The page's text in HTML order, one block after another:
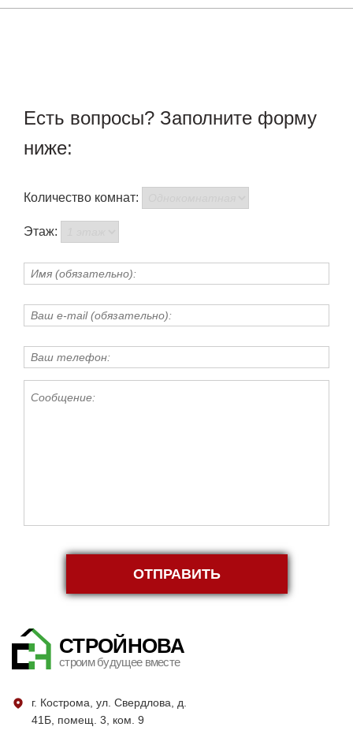
Есть вопросы? Заполните форму
ниже:
Количество комнат:
Этаж:
ОТПРАВИТЬ
СТРОЙНОВА
строим будущее вместе
г. Кострома, ул. Свердлова, д.
41Б, помещ. 3, ком. 9